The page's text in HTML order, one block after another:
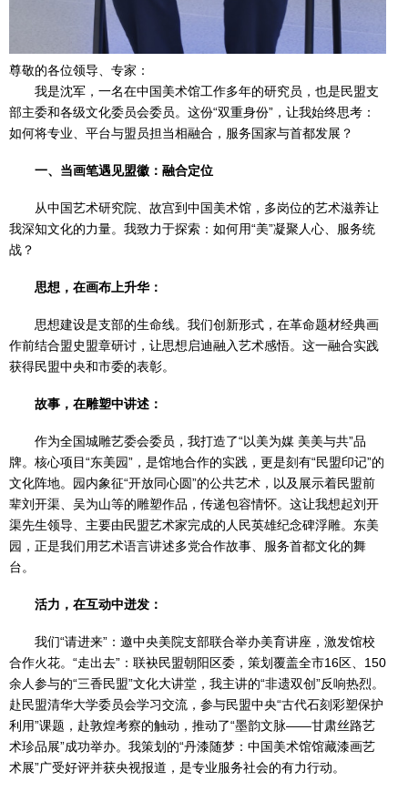
尊敬的各位领导、专家：
我是沈军，一名在中国美术馆工作多年的研究员，也是民盟支
部主委和各级文化委员会委员。这份“双重身份”，让我始终思考：
如何将专业、平台与盟员担当相融合，服务国家与首都发展？
一、当画笔遇见盟徽：融合定位
从中国艺术研究院、故宫到中国美术馆，多岗位的艺术滋养让
我深知文化的力量。我致力于探索：如何用“美”凝聚人心、服务统
战？
思想，在画布上升华：
思想建设是支部的生命线。我们创新形式，在革命题材经典画
作前结合盟史盟章研讨，让思想启迪融入艺术感悟。这一融合实践
获得民盟中央和市委的表彰。
故事，在雕塑中讲述：
作为全国城雕艺委会委员，我打造了“以美为媒 美美与共”品
牌。核心项目“东美园”，是馆地合作的实践，更是刻有“民盟印记”的
文化阵地。园内象征“开放同心圆”的公共艺术，以及展示着民盟前
辈刘开渠、吴为山等的雕塑作品，传递包容情怀。这让我想起刘开
渠先生领导、主要由民盟艺术家完成的人民英雄纪念碑浮雕。东美
园，正是我们用艺术语言讲述多党合作故事、服务首都文化的舞
台。
活力，在互动中迸发：
我们“请进来”：邀中央美院支部联合举办美育讲座，激发馆校
合作火花。“走出去”：联袂民盟朝阳区委，策划覆盖全市16区、150
余人参与的“三香民盟”文化大讲堂，我主讲的“非遗双创”反响热烈。
赴民盟清华大学委员会学习交流，参与民盟中央“古代石刻彩塑保护
利用”课题，赴敦煌考察的触动，推动了“墨韵文脉——甘肃丝路艺
术珍品展”成功举办。我策划的“丹漆随梦：中国美术馆馆藏漆画艺
术展”广受好评并获央视报道，是专业服务社会的有力行动。